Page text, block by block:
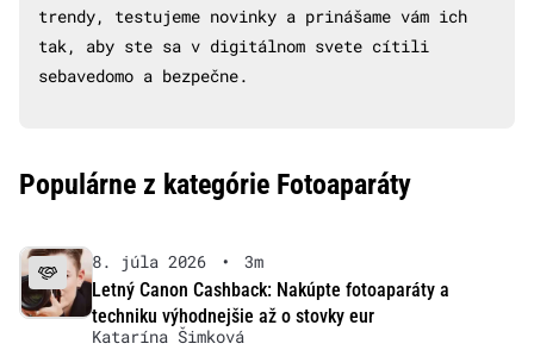
trendy, testujeme novinky a prinášame vám ich
tak, aby ste sa v digitálnom svete cítili
sebavedomo a bezpečne.
Populárne z kategórie Fotoaparáty
8. júla 2026 •
3m
Letný Canon Cashback: Nakúpte fotoaparáty a
techniku výhodnejšie až o stovky eur
Katarína Šimková